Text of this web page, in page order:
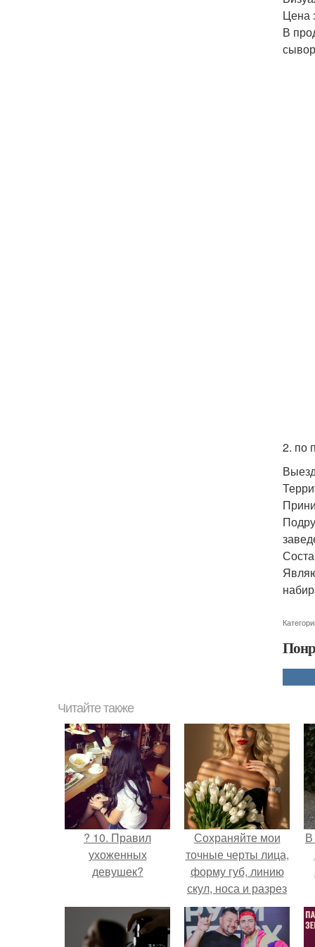
Цена
В
2. по
Читайте также
? 10. Правил
ухоженных
девушек?
Сохраняйте мои
точные черты лица,
форму губ, линию
скул, носа и разрез
глаз.
В